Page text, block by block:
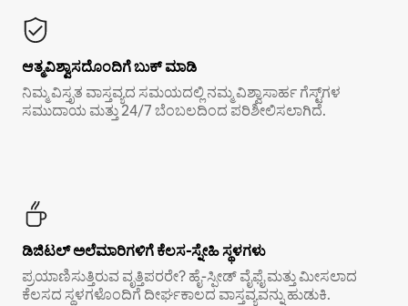
ಆತ್ಮವಿಶ್ವಾಸದೊಂದಿಗೆ ಬುಕ್ ಮಾಡಿ
ನಿಮ್ಮ ವಿಸ್ತೃತ ವಾಸ್ತವ್ಯದ ಸಮಯದಲ್ಲಿ ನಮ್ಮ ವಿಶ್ವಾಸಾರ್ಹ ಗೆಸ್ಟ್‌ಗಳ
ಸಮುದಾಯ ಮತ್ತು 24/7 ಬೆಂಬಲದಿಂದ ಪರಿಶೀಲಿಸಲಾಗಿದೆ.
ಡಿಜಿಟಲ್ ಅಲೆಮಾರಿಗಳಿಗೆ ಕೆಲಸ-ಸ್ನೇಹಿ ಸ್ಥಳಗಳು
ಪ್ರಯಾಣಿಸುತ್ತಿರುವ ವೃತ್ತಿಪರರೇ? ಹೈ-ಸ್ಪೀಡ್ ವೈಫೈ ಮತ್ತು ಮೀಸಲಾದ
ಕೆಲಸದ ಸ್ಥಳಗಳೊಂದಿಗೆ ದೀರ್ಘಕಾಲದ ವಾಸ್ತವ್ಯವನ್ನು ಹುಡುಕಿ.